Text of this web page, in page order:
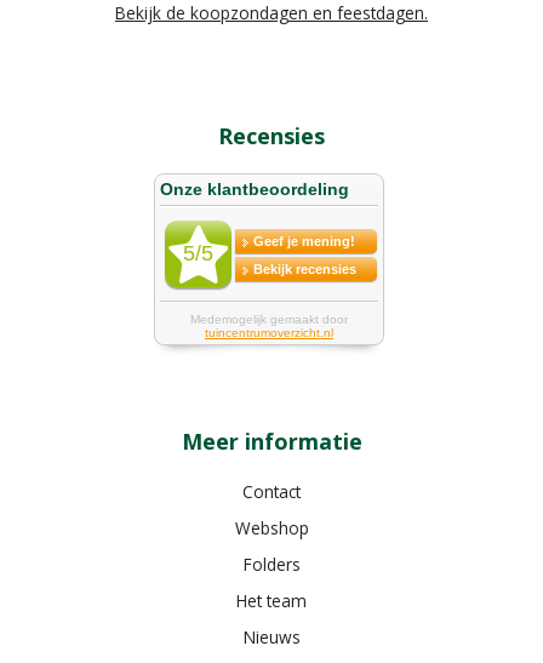
Bekijk de koopzondagen en feestdagen.
Recensies
Meer informatie
Contact
Webshop
Folders
Het team
Nieuws